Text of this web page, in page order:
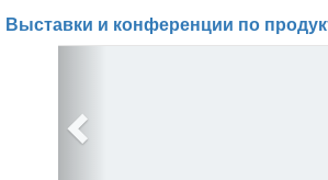
Выставки и конференции по